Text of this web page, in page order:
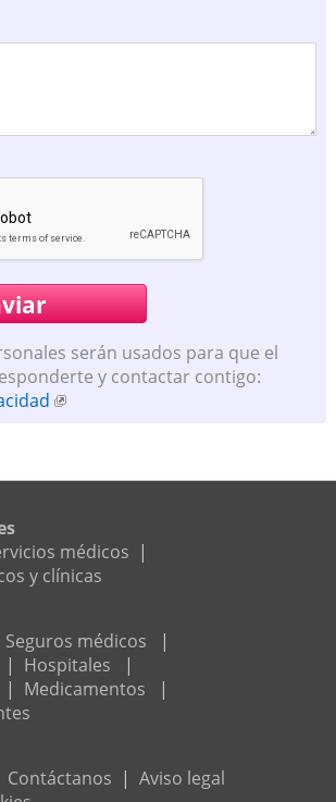
serán usados para que el
y contactar contigo:
médicos |
y clínicas
Seguros médicos
|
| Hospitales
|
| Medicamentos
|
Contáctanos | Aviso legal